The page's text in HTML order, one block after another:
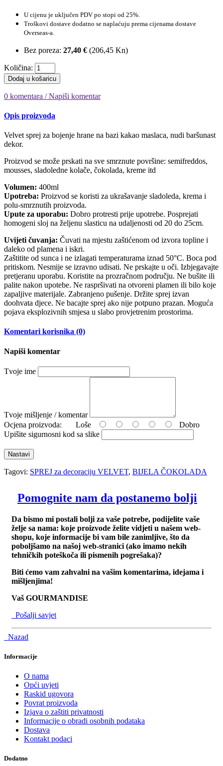
U cijenu je uključen PDV po stopi od 25%.
Troškovi dostave dodatno se naplaćuju prema cijenama dostave
Overseas-a.
Bez poreza: 27,40 € (206,45 Kn)
Količina:
Dodaj u košaricu
0 komentara / Napiši komentar
Opis proizvoda
Velvet sprej za bojenje hrane na bazi kakao maslaca, nudi baršunast
dekor.
Proizvod se može prskati na sve smrznute površine: semifreddos,
mousses, sladoledne kolače, čokolada, kreme itd
Volumen: 400ml
Upotreba: Proizvod se koristi za ukrašavanje sladoleda, krema i
polu-smrznutih proizvoda.
Upute za uporabu: Dobro protresti prije upotrebe. Posprejati
homogeni sloj na željenu slasticu na udaljenosti od 20 do 25cm.
Uvijeti čuvanja: Čuvati na mjestu zaštićenom od izvora topline i
daleko od plamena i iskri.
Zaštitite od sunca i ne izlagati temperaturama iznad 50°C. Boca pod
pritiskom. Nesmije se izravno udisati. Ne prskajte u oči. Izbjegavajte
pretjeranu uporabu. Koristite na prozračnom području. Ne bušite ili
palite nakon upotebe. Ne raspršivati na otvoreni plamen ili bilo koje
zapaljive materijale. Zabranjeno pušenje. Držite sprej izvan
doohvata djece. Ne bacajte sprej ako nije potpuno prazan. Moguća
pojava eksplozivnih smjesa u slabo provjetrenim prostorima.
Komentari korisnika (0)
Napiši komentar
Tvoje ime
Tvoje mišljenje / komentar
Ocjena proizvoda:
Loše
Dobro
Upišite sigurnosni kod sa slike
Nastavi
Tagovi: SPREJ za decoraciju VELVET, BIJELA ČOKOLADA
Pomognite nam da postanemo bolji
Da bismo mi postali bolji za vaše potrebe, podijelite vaše
želje sa nama: koje proizvode želite vidjeti u našem web-
shopu, koje informacije bi vam bile zanimljive, što da
poboljšamo na našoj web-stranici (ako imamo nekih
tehničkih poteškoča ili pismenih pogrešaka)?
Biti ćemo vam zahvalni na vašim komentarima, idejama i
mišljenjima!
Vaš GOURMANDISE
Pošalji savjet
Nazad
Informacije
O nama
Opći uvjeti
Raskid ugovora
Povrat proizvoda
Izjava o zaštiti privatnosti
Informacije o obradi osobnih podataka
Dostava
Kontakt podaci
Dodatno